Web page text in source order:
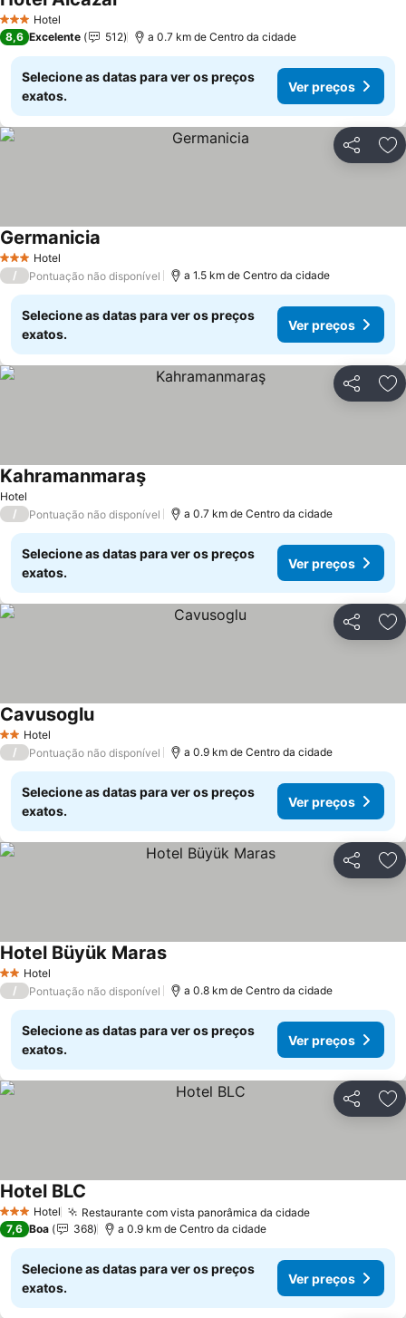
3 EstrelasHotel
8,6 Excelente 512 a 0.7 km de Centro da cidade
Selecione as datas para ver os preços
exatos.
Ver preços
Partilhar
3 EstrelasHotel
Germanicia
/ Pontuação não disponível a 1.5 km de Centro da cidade
Selecione as datas para ver os preços
exatos.
Ver preços
Partilhar
Hotel
KahramanmaraşVer preços
/ Pontuação não disponível a 0.7 km de Centro da cidade
Selecione as datas para ver os preços
exatos.
Ver preços
Partilhar
2 Estrelas
Hotel
CavusogluVer preços
/ Pontuação não disponível a 0.9 km de Centro da cidade
Selecione as datas para ver os preços
exatos.
Ver preços
Partilhar
2 Estrelas
Hotel
Hotel Büyük MarasVer preços
/ Pontuação não disponível a 0.8 km de Centro da cidade
Selecione as datas para ver os preços
exatos.
Ver preços
Partilhar
3 EstrelasHotel Restaurante com vista panorâmica da cidadeVer preços
Hotel BLC
7,6 Boa 368 a 0.9 km de Centro da cidade
Selecione as datas para ver os preços
exatos.
Ver preços